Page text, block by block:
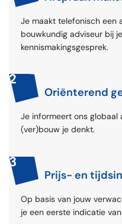
Je maakt telefonisch een
bouwkundig adviseur bij
kennismakingsgesprek.
2
Oriënterend
Je informeert ons globaal
(ver)bouw je denkt.
3
Prijs- en
Op basis van jouw
je een eerste indicatie